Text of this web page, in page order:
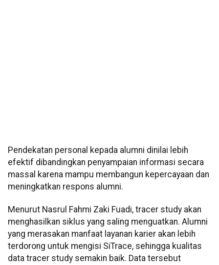
Pendekatan personal kepada alumni dinilai lebih
efektif dibandingkan penyampaian informasi secara
massal karena mampu membangun kepercayaan dan
meningkatkan respons alumni.
Menurut Nasrul Fahmi Zaki Fuadi, tracer study akan
menghasilkan siklus yang saling menguatkan. Alumni
yang merasakan manfaat layanan karier akan lebih
terdorong untuk mengisi SiTrace, sehingga kualitas
data tracer study semakin baik. Data tersebut